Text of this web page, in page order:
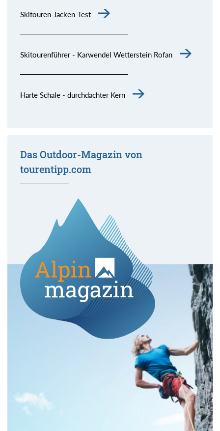
Skitouren-Jacken-Test
Skitourenführer - Karwendel Wetterstein Rofan
Harte Schale - durchdachter Kern
Das Outdoor-Magazin von
tourentipp.com